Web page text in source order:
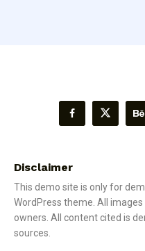
Disclaimer
This demo site is only for
WordPress theme. All
owners. All content cited is
sources.